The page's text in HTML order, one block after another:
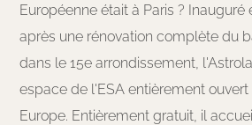
Européenne était à Paris ?
après une rénovation complète du
dans le 15e arrondissement,
espace de l'ESA entièrement
Europe. Entièrement gratuit, il